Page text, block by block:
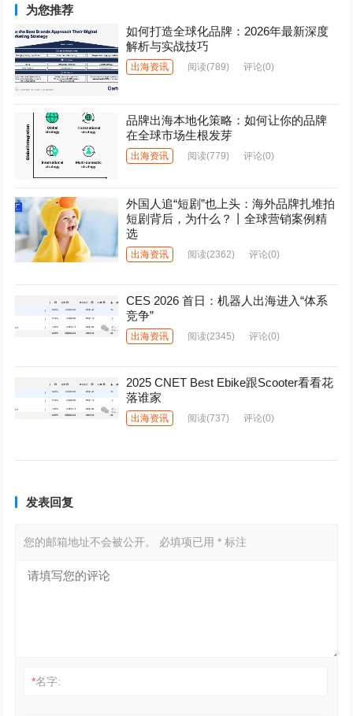
为您推荐
如何打造全球化品牌：2026年最新深度
解析与实战技巧
出海资讯 阅读(789) 评论(0)
品牌出海本地化策略：如何让你的品牌
在全球市场生根发芽
出海资讯 阅读(779) 评论(0)
外国人追“短剧”也上头：海外品牌扎堆拍
短剧背后，为什么？丨全球营销案例精
选
出海资讯 阅读(2362) 评论(0)
CES 2026 首日：机器人出海进入“体系
竞争”
出海资讯 阅读(2345) 评论(0)
2025 CNET Best Ebike跟Scooter看看花
落谁家
出海资讯 阅读(737) 评论(0)
发表回复
您的邮箱地址不会被公开。 必填项已用* 标注
*名字: